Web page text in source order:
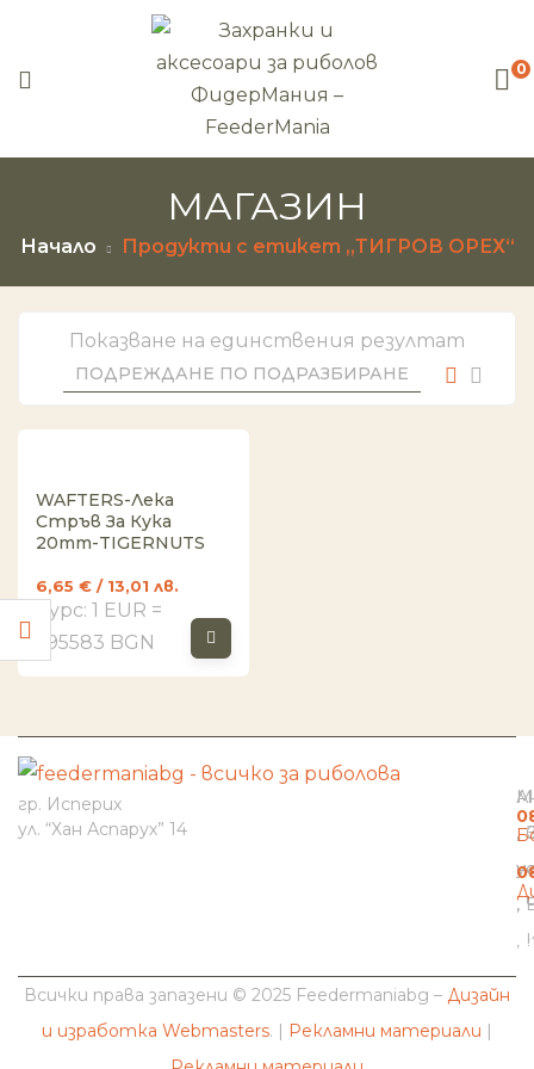
0
МАГАЗИН
Начало Продукти с етикет „ТИГРОВ ОРЕХ“
Показване на единствения резултат
WAFTERS-Лека
Стръв За Кука
20mm-TIGERNUTS
6,65 € / 13,01 лв.
Курс: 1 EUR =
1.95583 BGN
гр. Исперих
ул. “Хан Аспарух” 14
Всички права запазени © 2025 Feedermaniabg – Дизайн
и изработка Webmasters. | Рекламни материали